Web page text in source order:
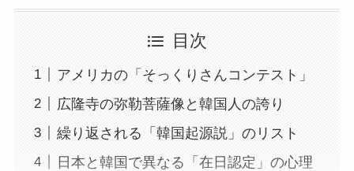
目次
アメリカの「そっくりさんコンテスト」
広隆寺の弥勒菩薩像と韓国人の誇り
繰り返される「韓国起源説」のリスト
日本と韓国で異なる「在日認定」の心理